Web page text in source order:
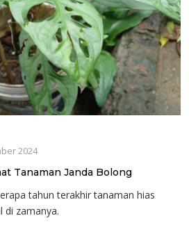
2024
Tanaman Janda Bolong
tahun terakhir tanaman hias
di zamanya.